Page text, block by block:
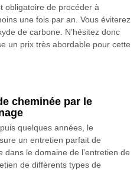
obligatoire de procéder à
une fois par an. Vous éviterez
de carbone. N’hésitez donc
un prix très abordable pour cette
cheminée par le
quelques années, le
un entretien parfait de
le domaine de l’entretien de
de différents types de